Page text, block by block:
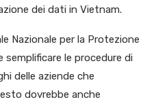
dei dati in Vietnam.
Nazionale per la Protezione
le procedure di
delle aziende che
dovrebbe anche